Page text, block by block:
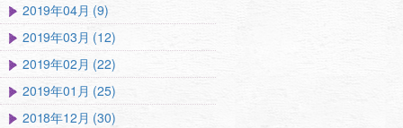
2019年04月 (9)
2019年03月 (12)
2019年02月 (22)
2019年01月 (25)
2018年12月 (30)